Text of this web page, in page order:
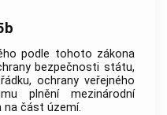
podle tohoto zákona
bezpečnosti státu,
ochrany veřejného
plnění mezinárodní
na část území.